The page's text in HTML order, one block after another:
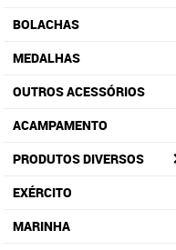
BOLACHAS
MEDALHAS
OUTROS ACESSÓRIOS
ACAMPAMENTO
PRODUTOS DIVERSOS
EXÉRCITO
MARINHA